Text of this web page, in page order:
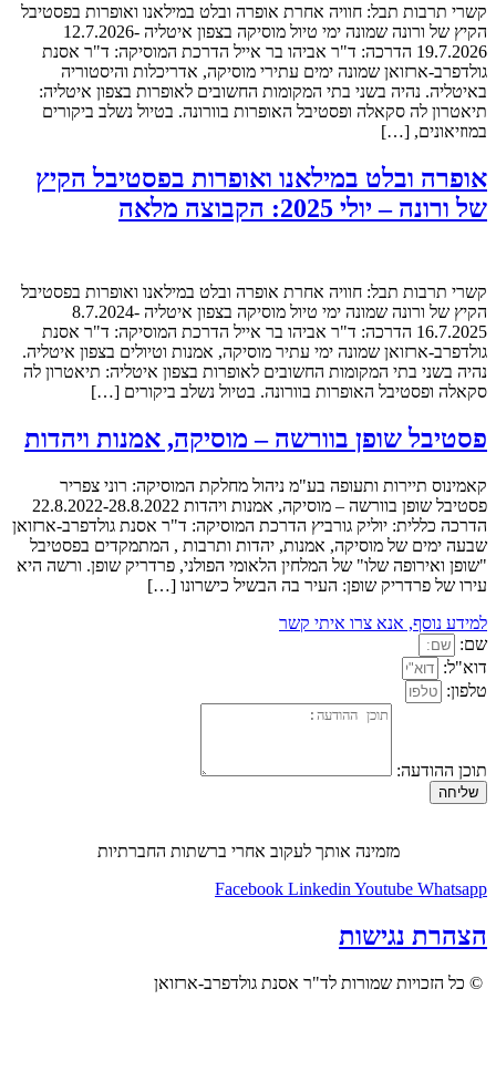
קשרי תרבות תבל: חוויה אחרת אופרה ובלט במילאנו ואופרות בפסטיבל
הקיץ של ורונה שמונה ימי טיול מוסיקה בצפון איטליה 12.7.2026-
19.7.2026 הדרכה: ד"ר אביהו בר אייל הדרכת המוסיקה: ד"ר אסנת
גולדפרב-ארזואן שמונה ימים עתירי מוסיקה, אדריכלות והיסטוריה
באיטליה. נהיה בשני בתי המקומות החשובים לאופרות בצפון איטליה:
תיאטרון לה סקאלה ופסטיבל האופרות בוורונה. בטיול נשלב ביקורים
במוזיאונים, […]
אופרה ובלט במילאנו ואופרות בפסטיבל הקיץ
של ורונה – יולי 2025: הקבוצה מלאה
קשרי תרבות תבל: חוויה אחרת אופרה ובלט במילאנו ואופרות בפסטיבל
הקיץ של ורונה שמונה ימי טיול מוסיקה בצפון איטליה 8.7.2024-
16.7.2025 הדרכה: ד"ר אביהו בר אייל הדרכת המוסיקה: ד"ר אסנת
גולדפרב-ארזואן שמונה ימי עתיר מוסיקה, אמנות וטיולים בצפון איטליה.
נהיה בשני בתי המקומות החשובים לאופרות בצפון איטליה: תיאטרון לה
סקאלה ופסטיבל האופרות בוורונה. בטיול נשלב ביקורים […]
פסטיבל שופן בוורשה – מוסיקה, אמנות ויהדות
קאמינוס תיירות ותעופה בע"מ ניהול מחלקת המוסיקה: רוני צפריר
פסטיבל שופן בוורשה – מוסיקה, אמנות ויהדות 22.8.2022-28.8.2022
הדרכה כללית: יוליק גורביץ הדרכת המוסיקה: ד"ר אסנת גולדפרב-ארזואן
שבעה ימים של מוסיקה, אמנות, יהדות ותרבות , המתמקדים בפסטיבל
"שופן ואירופה שלו" של המלחין הלאומי הפולני, פרדריק שופן. ורשה היא
עירו של פרדריק שופן: העיר בה הבשיל כישרונו […]
למידע נוסף, אנא צרו איתי קשר
שם:
דוא"ל:
טלפון:
תוכן ההודעה:
שליחה
מזמינה אותך לעקוב אחרי ברשתות החברתיות
Facebook Linkedin Youtube Whatsapp
הצהרת נגישות
© כל הזכויות שמורות לד"ר אסנת גולדפרב-ארזואן